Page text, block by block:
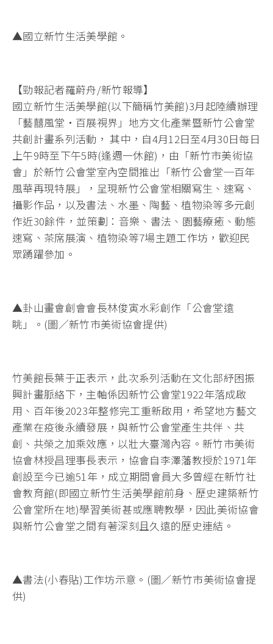
▲國立新竹生活美學館。
【勁報記者羅蔚舟/新竹報導】
國立新竹生活美學館(以下簡稱竹美館)3月起陸續辦理
「藝囍風堂‧百展視界」地方文化產業暨新竹公會堂
共創計畫系列活動， 其中，自4月12日至4月30日每日
上午9時至下午5時(逢週一休館)，由「新竹市美術協
會」於新竹公會堂室內空間推出「新竹公會堂─百年
風華再現特展」，呈現新竹公會堂相關寫生、速寫、
攝影作品，以及書法、水墨、陶藝、植物染等多元創
作近30餘件，並策劃：音樂、書法、園藝療癒、動態
速寫、茶席展演、植物染等7場主題工作坊，歡迎民
眾踴躍參加。
▲卦山畫會創會會長林俊寅水彩創作「公會堂遠
眺」。(圖／新竹市美術協會提供)
竹美館長葉于正表示，此次系列活動在文化部紓困振
興計畫脈絡下，主軸係因新竹公會堂1922年落成啟
用、百年後2023年整修完工重新啟用，希望地方藝文
產業在疫後永續發展，與新竹公會堂產生共伴、共
創、共榮之加乘效應，以壯大臺灣內容。新竹市美術
協會林授昌理事長表示，協會自李澤藩教授於1971年
創設至今已逾51年，成立期間會員大多曾經在新竹社
會教育館(即國立新竹生活美學館前身、歷史建築新竹
公會堂所在地)學習美術甚或應聘教學，因此美術協會
與新竹公會堂之間有著深刻且久遠的歷史連結。
▲書法(小春貼)工作坊示意。(圖／新竹市美術協會提
供)